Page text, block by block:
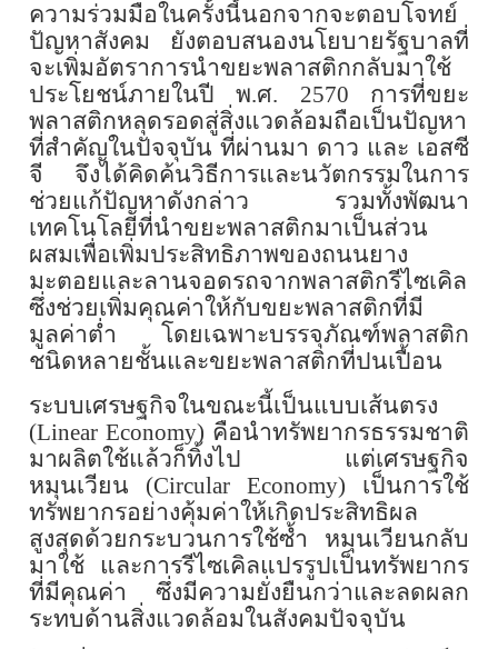
ความร่วมมือในครั้งนี้นอกจากจะตอบโจทย์
ปัญหาสังคม ยังตอบสนองนโยบายรัฐบาลที่
จะเพิ่มอัตราการนำขยะพลาสติกกลับมาใช้
ประโยชน์ภายในปี พ.ศ. 2570 การที่ขยะ
พลาสติกหลุดรอดสู่สิ่งแวดล้อมถือเป็นปัญหา
ที่สำคัญในปัจจุบัน ที่ผ่านมา ดาว และ เอสซี
จี จึงได้คิดค้นวิธีการและนวัตกรรมในการ
ช่วยแก้ปัญหาดังกล่าว รวมทั้งพัฒนา
เทคโนโลยีที่นำขยะพลาสติกมาเป็นส่วน
ผสมเพื่อเพิ่มประสิทธิภาพของถนนยาง
มะตอยและลานจอดรถจากพลาสติกรีไซเคิล
ซึ่งช่วยเพิ่มคุณค่าให้กับขยะพลาสติกที่มี
มูลค่าต่ำ โดยเฉพาะบรรจุภัณฑ์พลาสติก
ชนิดหลายชั้นและขยะพลาสติกที่ปนเปื้อน
ระบบเศรษฐกิจในขณะนี้เป็นแบบเส้นตรง
(Linear Economy) คือนำทรัพยากรธรรมชาติ
มาผลิตใช้แล้วก็ทิ้งไป แต่เศรษฐกิจ
หมุนเวียน (Circular Economy) เป็นการใช้
ทรัพยากรอย่างคุ้มค่าให้เกิดประสิทธิผล
สูงสุดด้วยกระบวนการใช้ซ้ำ หมุนเวียนกลับ
มาใช้ และการรีไซเคิลแปรรูปเป็นทรัพยากร
ที่มีคุณค่า ซึ่งมีความยั่งยืนกว่าและลดผลก
ระทบด้านสิ่งแวดล้อมในสังคมปัจจุบัน